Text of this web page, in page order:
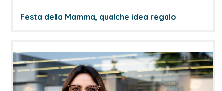
Festa della Mamma, qualche idea regalo